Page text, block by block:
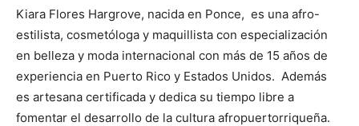
Kiara Flores Hargrove, nacida en Ponce, es una afro-
estilista, cosmetóloga y maquillista con especialización
en belleza y moda internacional con más de 15 años de
experiencia en Puerto Rico y Estados Unidos. Además
es artesana certificada y dedica su tiempo libre a
fomentar el desarrollo de la cultura afropuertorriqueña.